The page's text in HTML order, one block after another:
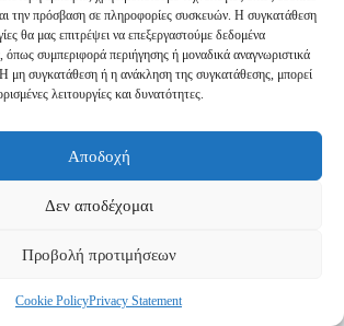
την πρόσβαση σε πληροφορίες συσκευών. Η συγκατάθεση
θα μας επιτρέψει να επεξεργαστούμε δεδομένα
συμπεριφορά περιήγησης ή μοναδικά αναγνωριστικά
μη συγκατάθεση ή η ανάκληση της συγκατάθεσης, μπορεί
λειτουργίες και δυνατότητες.
Αποδοχή
Δεν αποδέχομαι
Προβολή προτιμήσεων
Cookie PolicyPrivacy Statement
Πολιτική Απορρήτου
Τρόποι Αποστολής
Τρόποι Πληρωμής